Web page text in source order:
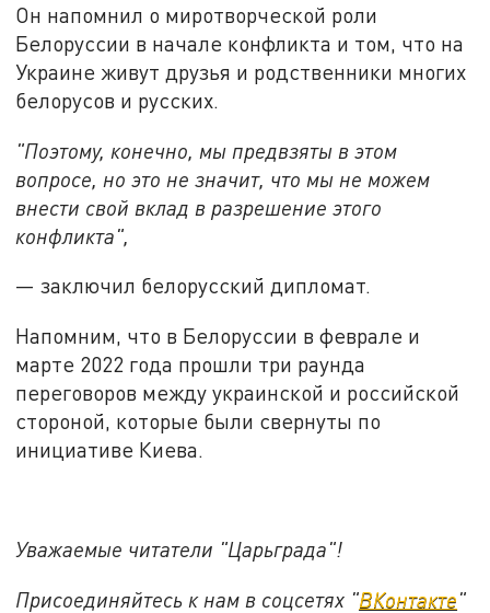
Он напомнил о миротворческой роли
Белоруссии в начале конфликта и том, что на
Украине живут друзья и родственники многих
белорусов и русских.
"Поэтому, конечно, мы предвзяты в этом
вопросе, но это не значит, что мы не можем
внести свой вклад в разрешение этого
конфликта",
— заключил белорусский дипломат.
Напомним, что в Белоруссии в феврале и
марте 2022 года прошли три раунда
переговоров между украинской и российской
стороной, которые были свернуты по
инициативе Киева.
Уважаемые читатели "Царьграда"!
Присоединяйтесь к нам в соцсетях "ВКонтакте"